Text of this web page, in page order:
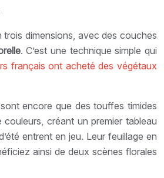
trois dimensions, avec des couches
. C’est une technique simple qui
français ont acheté des végétaux
encore que des touffes timides
créant un premier tableau
entrent en jeu. Leur feuillage en
ainsi de deux scènes florales